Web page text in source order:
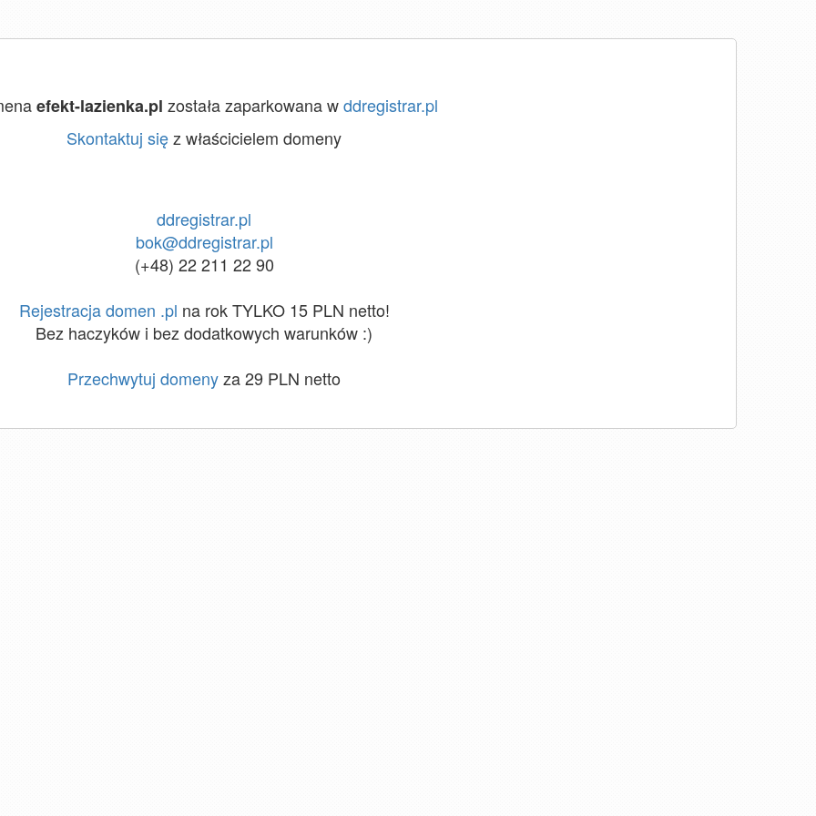
efekt-lazienka.pl została zaparkowana wddregistrar.pl
Skontaktuj sięz właścicielem domeny
ddregistrar.pl
bok@ddregistrar.pl
(+48) 22 211 22 90
Rejestracja domen .pl na rok TYLKO 15 PLN netto!
Bez haczyków i bez dodatkowych warunków :)
Przechwytuj domenyza 29 PLN netto